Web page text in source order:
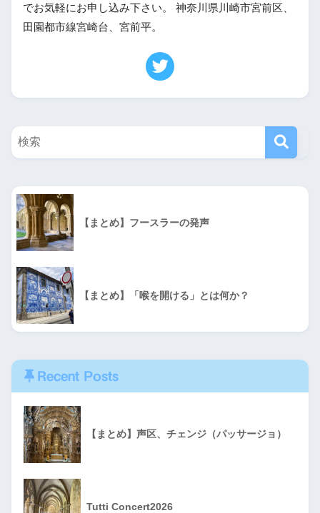
でお気軽にお申し込み下さい。 神奈川県川崎市宮前区、
田園都市線宮崎台、宮前平。
【まとめ】フースラーの発声
【まとめ】「喉を開ける」とは何か？
Recent Posts
【まとめ】声区、チェンジ（パッサージョ）
Tutti Concert2026